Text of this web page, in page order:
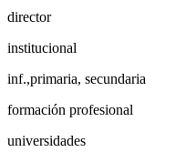
director
institucional
inf.,primaria, secundaria
formación profesional
universidades